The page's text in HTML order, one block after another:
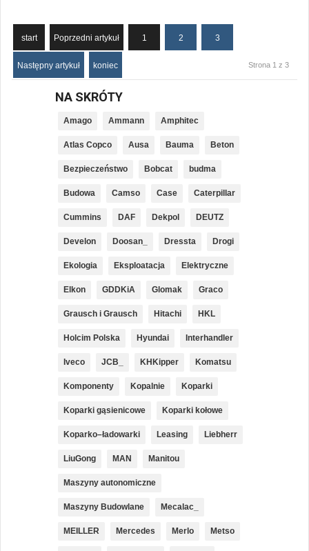
start Poprzedni artykuł 1 2 3
Następny artykuł koniec Strona 1 z 3
NA SKRÓTY
Amago Ammann Amphitec
Atlas Copco Ausa Bauma Beton
Bezpieczeństwo Bobcat budma
Budowa Camso Case Caterpillar
Cummins DAF Dekpol DEUTZ
Develon Doosan_ Dressta Drogi
Ekologia Eksploatacja Elektryczne
Elkon GDDKiA Glomak Graco
Grausch i Grausch Hitachi HKL
Holcim Polska Hyundai Interhandler
Iveco JCB_ KHKipper Komatsu
Komponenty Kopalnie Koparki
Koparki gąsienicowe Koparki kołowe
Koparko–ładowarki Leasing Liebherr
LiuGong MAN Manitou
Maszyny autonomiczne
Maszyny Budowlane Mecalac_
MEILLER Mercedes Merlo Metso